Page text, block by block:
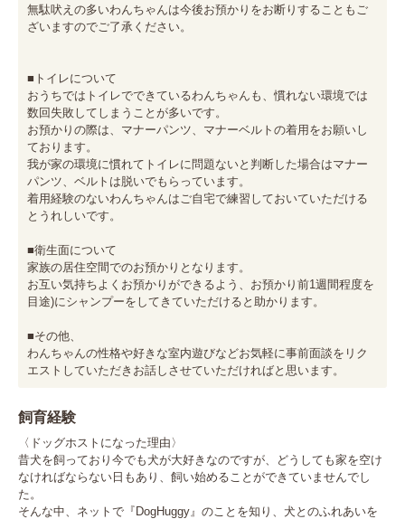
無駄吠えの多いわんちゃんは今後お預かりをお断りすることもご
ざいますのでご了承ください。
■トイレについて
おうちではトイレでできているわんちゃんも、慣れない環境では
数回失敗してしまうことが多いです。
お預かりの際は、マナーパンツ、マナーベルトの着用をお願いし
ております。
我が家の環境に慣れてトイレに問題ないと判断した場合はマナー
パンツ、ベルトは脱いでもらっています。
着用経験のないわんちゃんはご自宅で練習しておいていただける
とうれしいです。
■衛生面について
家族の居住空間でのお預かりとなります。
お互い気持ちよくお預かりができるよう、お預かり前1週間程度を
目途)にシャンプーをしてきていただけると助かります。
■その他、
わんちゃんの性格や好きな室内遊びなどお気軽に事前面談をリク
エストしていただきお話しさせていただければと思います。
飼育経験
〈ドッグホストになった理由〉
昔犬を飼っており今でも犬が大好きなのですが、どうしても家を空け
なければならない日もあり、飼い始めることができていませんでし
た。
そんな中、ネットで『DogHuggy』のことを知り、犬とのふれあいを